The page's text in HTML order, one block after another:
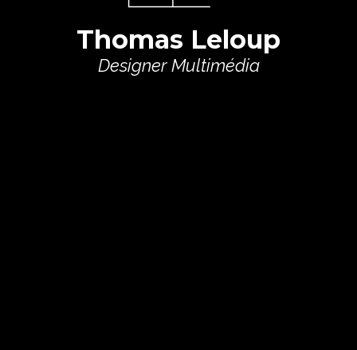
Thomas Leloup
Designer Multimédia